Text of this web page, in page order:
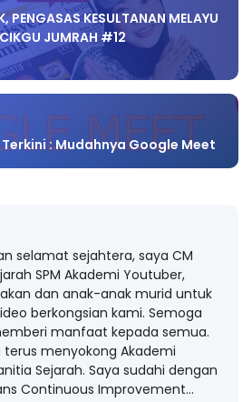
PENGASAS KESULTANAN MELAYU
JUMRAH #12
: Mudahnya Google Meet
selamat sejahtera, saya CM
SPM Akademi Youtuber,
dan anak-anak murid untuk
berkongsian kami. Semoga
manfaat kepada semua.
terus menyokong Akademi
Sejarah. Saya sudahi dengan
Continuous Improvement...